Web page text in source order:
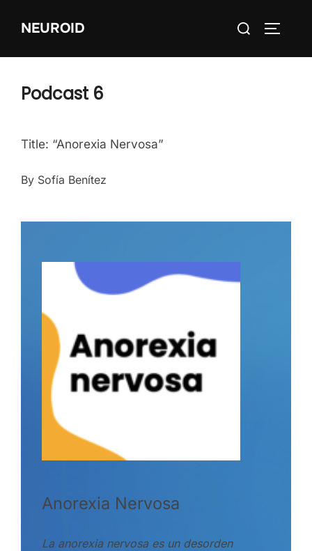
NEUROID
Search
Podcast 6
Title: “Anorexia Nervosa”
By Sofía Benítez
Anorexia Nervosa
La anorexia nervosa es un desorden